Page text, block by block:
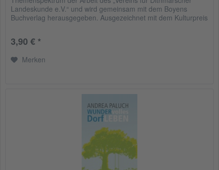
Landeskunde e.V.“ und wird gemeinsam mit dem Boyens
Buchverlag herausgegeben. Ausgezeichnet mit dem Kulturpreis
3,90 € *
Merken